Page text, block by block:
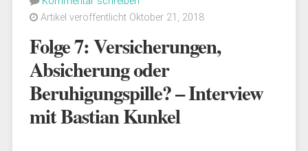
Artikel veröffentlicht Oktober 21, 2018
Folge 7: Versicherungen,
Absicherung oder
Beruhigungspille? – Interview
mit Bastian Kunkel